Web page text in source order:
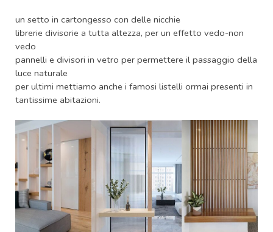
un setto in cartongesso con delle nicchie
librerie divisorie a tutta altezza, per un effetto vedo-non
vedo
pannelli e divisori in vetro per permettere il passaggio della
luce naturale
per ultimi mettiamo anche i famosi listelli ormai presenti in
tantissime abitazioni.